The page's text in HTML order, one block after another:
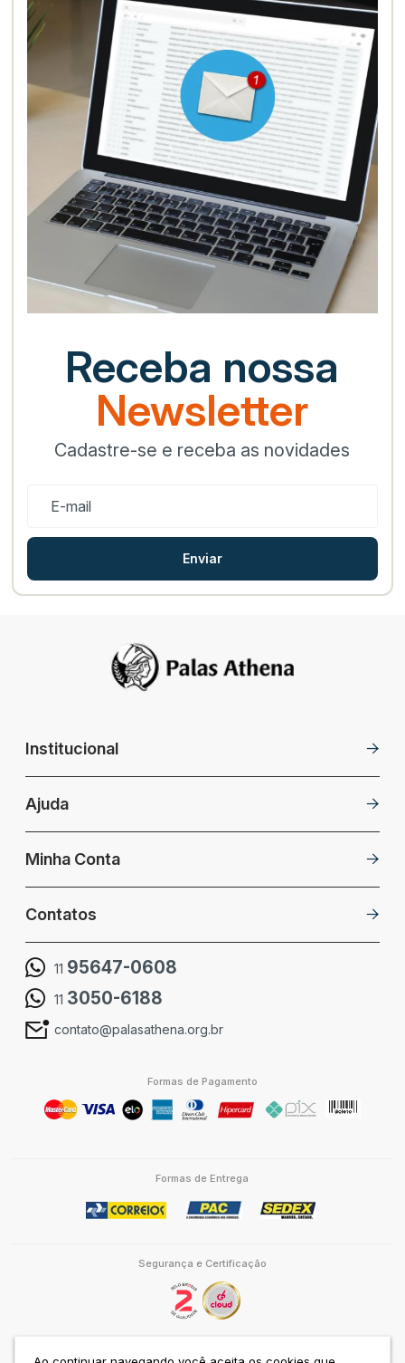
Receba nossa
Newsletter
Cadastre-se e receba as novidades
Enviar
Institucional
Ajuda
Minha Conta
Contatos
11 95647-0608
11 3050-6188
contato@palasathena.org.br
Formas de Pagamento
Formas de Entrega
Segurança e Certificação